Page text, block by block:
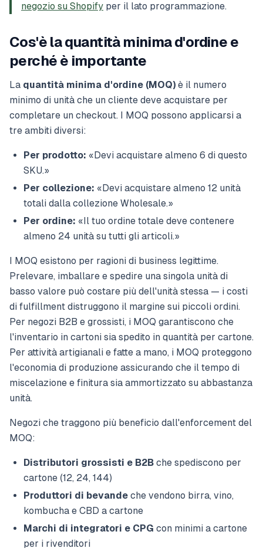
negozio su Shopify per il lato programmazione.
Cos'è la quantità minima d'ordine e
perché è importante
La quantità minima d'ordine (MOQ) è il numero
minimo di unità che un cliente deve acquistare per
completare un checkout. I MOQ possono applicarsi a
tre ambiti diversi:
Per prodotto: «Devi acquistare almeno 6 di questo
SKU.»
Per collezione: «Devi acquistare almeno 12 unità
totali dalla collezione Wholesale.»
Per ordine: «Il tuo ordine totale deve contenere
almeno 24 unità su tutti gli articoli.»
I MOQ esistono per ragioni di business legittime.
Prelevare, imballare e spedire una singola unità di
basso valore può costare più dell'unità stessa — i costi
di fulfillment distruggono il margine sui piccoli ordini.
Per negozi B2B e grossisti, i MOQ garantiscono che
l'inventario in cartoni sia spedito in quantità per cartone.
Per attività artigianali e fatte a mano, i MOQ proteggono
l'economia di produzione assicurando che il tempo di
miscelazione e finitura sia ammortizzato su abbastanza
unità.
Negozi che traggono più beneficio dall'enforcement del
MOQ:
Distributori grossisti e B2B che spediscono per
cartone (12, 24, 144)
Produttori di bevande che vendono birra, vino,
kombucha e CBD a cartone
Marchi di integratori e CPG con minimi a cartone
per i rivenditori